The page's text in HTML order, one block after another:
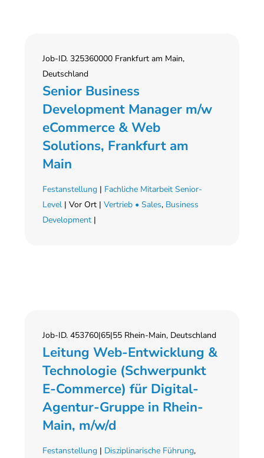
Job-ID. 325360000 Frankfurt am Main,
Deutschland
Senior Business
Development Manager m/w
eCommerce & Web
Solutions, Frankfurt am
Main
Festanstellung | Fachliche Mitarbeit Senior-
Level | Vor Ort |Vertrieb • Sales, Business
Development |
Job-ID. 453760|65|55 Rhein-Main, Deutschland
Leitung Web-Entwicklung &
Technologie (Schwerpunkt
E-Commerce) für Digital-
Agentur-Gruppe in Rhein-
Main, m/w/d
Festanstellung | Disziplinarische Führung,